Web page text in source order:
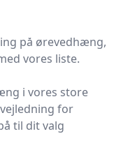
prisvenligt valg,
på ørevedhæng,
vores liste.
i vores store
for
til dit valg